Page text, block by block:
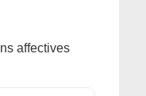
affectives